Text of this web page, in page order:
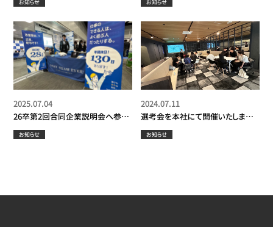
お知らせ お知らせ
26卒第2回合同企業説明会へ参加
いたしました！
2025.07.04
お知らせ
選考会を本社にて開催いたしまし
た！
2024.07.11
お知らせ